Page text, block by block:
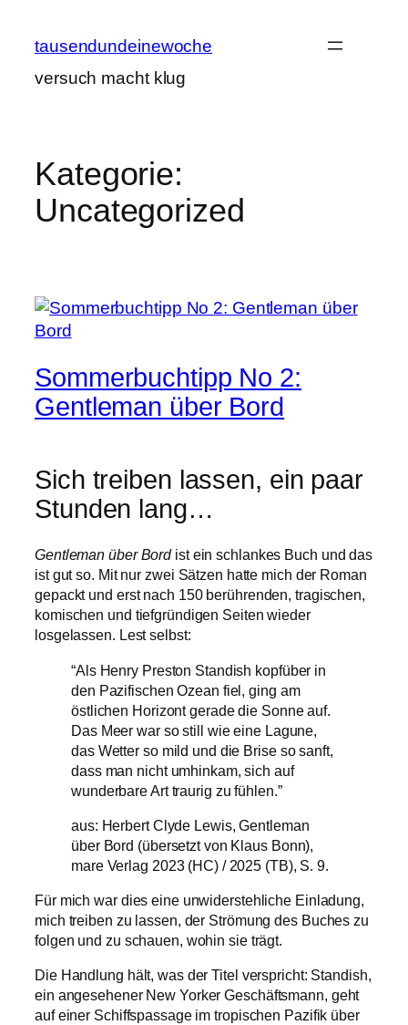
Inhalttausendundeinewoche
versuch macht klug
Kategorie:
Uncategorized
Sommerbuchtipp No 2:
Gentleman über Bord
Sich treiben lassen, ein paar
Stunden lang…
Gentleman über Bordist ein schlankes Buch und das
ist gut so. Mit nur zwei Sätzen hatte mich der Roman
gepackt und erst nach 150 berührenden, tragischen,
komischen und tiefgründigen Seiten wieder
losgelassen. Lest selbst:
“Als Henry Preston Standish kopfüber in
den Pazifischen Ozean fiel, ging am
östlichen Horizont gerade die Sonne auf.
Das Meer war so still wie eine Lagune,
das Wetter so mild und die Brise so sanft,
dass man nicht umhinkam, sich auf
wunderbare Art traurig zu fühlen.”
aus: Herbert Clyde Lewis, Gentleman
über Bord (übersetzt von Klaus Bonn),
mare Verlag 2023 (HC) / 2025 (TB), S. 9.
Für mich war dies eine unwiderstehliche Einladung,
mich treiben zu lassen, der Strömung des Buches zu
folgen und zu schauen, wohin sie trägt.
Die Handlung hält, was der Titel verspricht: Standish,
ein angesehener New Yorker Geschäftsmann, geht
auf einer Schiffspassage im tropischen Pazifik über